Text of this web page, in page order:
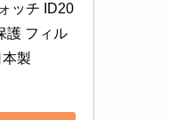
ッチ ID20
護 フィル
製